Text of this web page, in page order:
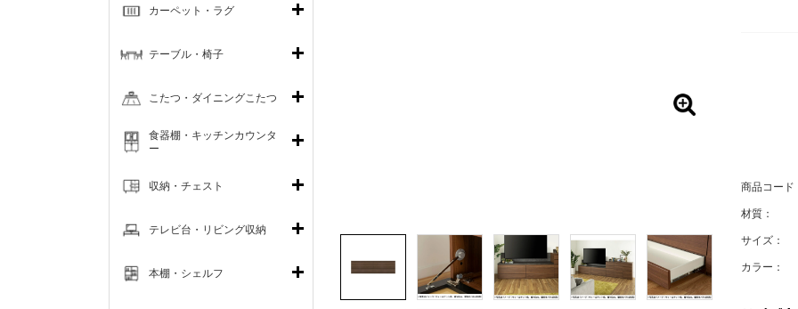
商品コード
材質：
サイズ：
カラー：
カーペット・ラグ
テーブル・椅子
こたつ・ダイニングこたつ
食器棚・キッチンカウンタ
ー
収納・チェスト
テレビ台・リビング収納
本棚・シェルフ